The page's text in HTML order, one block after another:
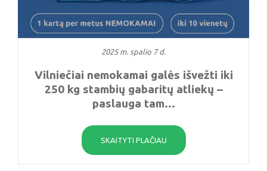
2025 m. spalio 7 d.
Vilniečiai nemokamai galės išvežti iki
250 kg stambių gabaritų atliekų –
paslauga tam...
SKAITYTI PLAČIAU